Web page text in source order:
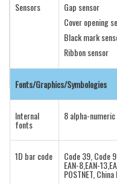
Sensors
Gap sensor
Cover opening
Black mark
Ribbon sensor
Fonts/Graphics/Symbologies
Internal
fonts
8 alpha-
1D bar code Code 39, Code
EAN-8,EAN-
POSTNET,